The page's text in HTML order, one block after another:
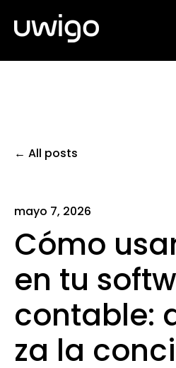
All posts
mayo 7, 2026
Cómo
en tu
contable:
za la